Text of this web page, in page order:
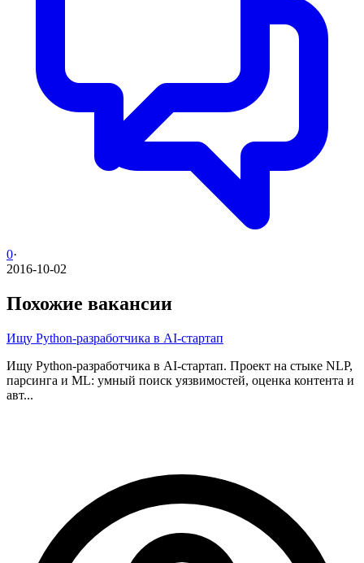
0·
2016-10-02
Похожие вакансии
Ищу Python-разработчика в AI-стартап
Ищу Python-разработчика в AI-стартап. Проект на стыке NLP,
парсинга и ML: умный поиск уязвимостей, оценка контента и
авт...